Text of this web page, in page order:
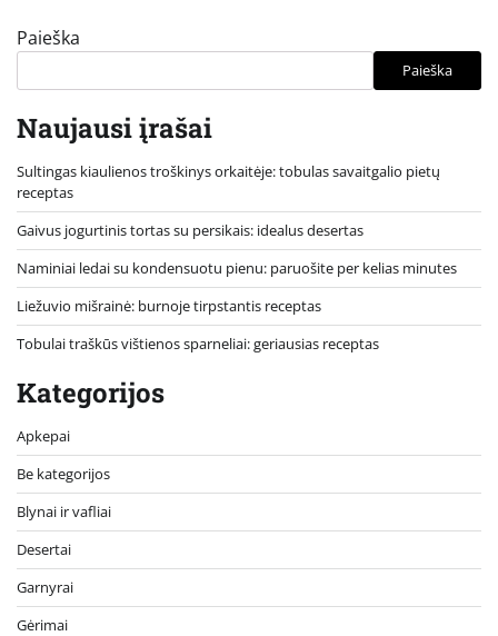
Paieška
Paieška
Naujausi įrašai
Sultingas kiaulienos troškinys orkaitėje: tobulas savaitgalio pietų
receptas
Gaivus jogurtinis tortas su persikais: idealus desertas
Naminiai ledai su kondensuotu pienu: paruošite per kelias minutes
Liežuvio mišrainė: burnoje tirpstantis receptas
Tobulai traškūs vištienos sparneliai: geriausias receptas
Kategorijos
Apkepai
Be kategorijos
Blynai ir vafliai
Desertai
Garnyrai
Gėrimai